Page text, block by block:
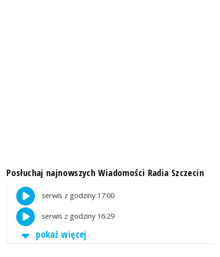
Posłuchaj najnowszych Wiadomości Radia Szczecin
serwis z godziny 17:00
serwis z godziny 16:29
pokaż więcej